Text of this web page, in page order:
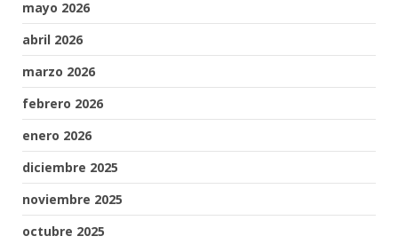
mayo 2026
abril 2026
marzo 2026
febrero 2026
enero 2026
diciembre 2025
noviembre 2025
octubre 2025